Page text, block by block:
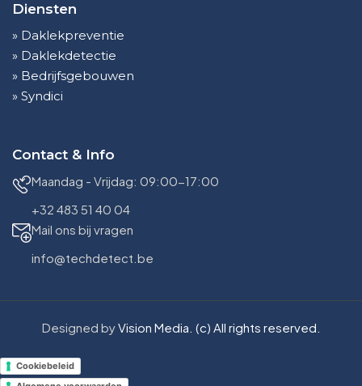
Diensten
» Daklekpreventie
» Daklekdetectie
» Bedrijfsgebouwen
» Syndici
Contact & Info
Maandag - Vrijdag: 09:00-17:00
+32 483 51 40 04
Mail ons bij vragen
info@techdetect.be
Designed byVision Media. (c) All rights reserved.
Cookiebeleid